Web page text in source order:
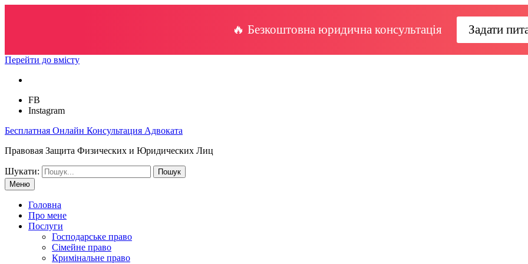
🔥 Безкоштовна юридична консультація Задати
Перейти до вмісту
FB
Instagram
Бесплатная Онлайн Консультация Адвоката
Правовая Защита Физических и Юридических Лиц
Шукати:
Меню
Головна
Про мене
Послуги
Господарське право
Сімейне право
Кримінальне право